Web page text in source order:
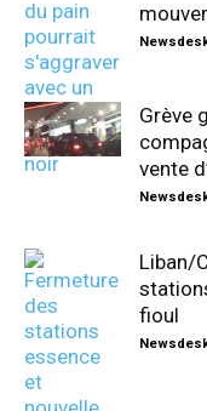
Grève
vente
Liban/
fioul